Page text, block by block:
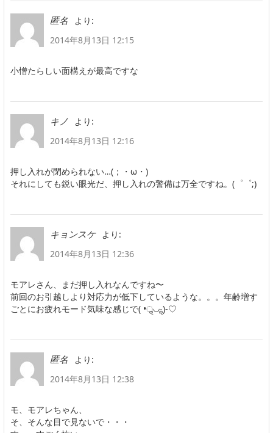
匿名
より:
2014年8月13日 12:15
小憎たらしい面構えが最高ですな
キノ
より:
2014年8月13日 12:16
押し入れが閉められない…(；・ω・)
それにしても鋭い眼光だ、押し入れの警備は万全ですね。(゜゜;)
キョンスケ
より:
2014年8月13日 12:36
モアレさん、まだ押し入れなんですね〜
前回のお引越しより対応力が低下しているような。。。年齢増す
ごとにお疲れモード気味な感じで( •ॢ◡-ॢ)-♡
匿名
より:
2014年8月13日 12:38
モ、モアレちゃん、
そ、そんな目で見ないで・・・